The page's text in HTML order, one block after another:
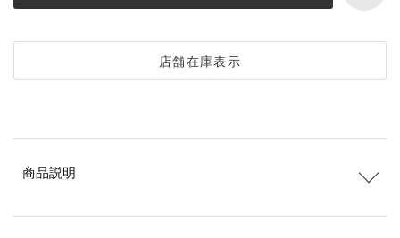
店舗在庫表示
商品説明